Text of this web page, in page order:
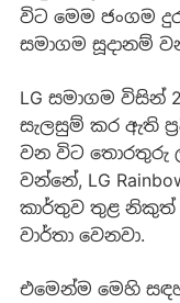
විට මෙම ජංගම
සමාගම සූදානම්
LG සමාගම විසින්
සැලසුම් කර ඇති
වන විට තොරතුරු
වන්නේ, LG
කාර්තුව තුළ නිකුත්
වාර්තා වෙනවා.
එමෙන්ම මෙහි